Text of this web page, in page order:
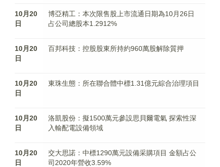
10月20
日
博亞精工：本次限售股上市流通日期為10月26日
占公司總股本1.2912%
10月20
日
百邦科技：控股股東所持約960萬股解除質押
10月20
日
東珠生態：所在聯合體中標1.31億元綜合治理項目
10月20
日
洛凱股份：擬1500萬元參設思貝爾電氣 探索性深
入輸配電設備領域
10月20
日
交大思諾：中標1290萬元設備采購項目 金額占公
司2020年營收3.59%